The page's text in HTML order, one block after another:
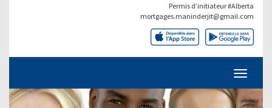
Permis d’initiateur #Alberta
mortgages.maninderjit@gmail.com